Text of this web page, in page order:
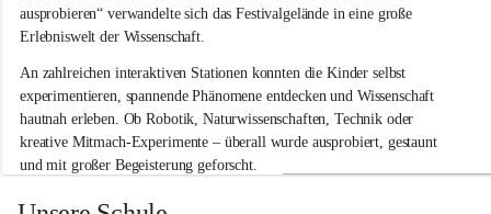
u
l
e
G
l
o
g
g
n
i
ausprobieren“ verwandelte sich das Festivalgelände in eine große
Erlebniswelt der Wissenschaft.
An zahlreichen interaktiven Stationen konnten die Kinder selbst
experimentieren, spannende Phänomene entdecken und Wissenschaft
hautnah erleben. Ob Robotik, Naturwissenschaften, Technik oder
kreative Mitmach-Experimente – überall wurde ausprobiert, gestaunt
und mit großer Begeisterung geforscht.
Besonders beeindruckend war, dass Wissenschaftlerinnen und